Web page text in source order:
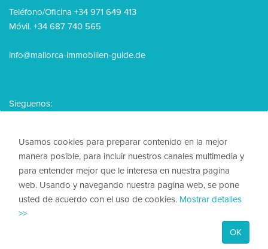
Teléfono/Oficina +34 971 649 413
Móvil. +34 687 740 565
info@mallorca-immobilien-guide.de
Sieguenos:
© 2026, Mallorca Immobilien Guide
Nota legal
Usamos cookies para preparar contenido en la mejor
manera posible, para incluir nuestros canales multimedia y
para entender mejor que le interesa en nuestra pagina
web. Usando y navegando nuestra pagina web, se pone
usted de acuerdo con el uso de cookies. Mostrar detalles
>>
OK